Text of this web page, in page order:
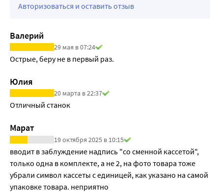
Авторизоваться и оставить отзыв
Валерий
29 мая в 07:24
Острые, беру не в первый раз.
Юлия
20 марта в 22:37
Отличный станок
Марат
19 октября 2025 в 10:15
вводит в заблуждение надпись "со сменной кассетой",
только одна в комплекте, а не 2, на фото товара тоже
убрали символ кассеты с единицей, как указано на самой
упаковке товара. неприятно